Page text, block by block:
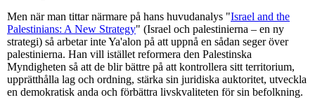
Men när man tittar närmare på hans huvudanalys "Israel and the
Palestinians: A New Strategy" (Israel och palestinierna – en ny
strategi) så arbetar inte Ya'alon på att uppnå en sådan seger över
palestinierna. Han vill istället reformera den Palestinska
Myndigheten så att de blir bättre på att kontrollera sitt territorium,
upprätthålla lag och ordning, stärka sin juridiska auktoritet, utveckla
en demokratisk anda och förbättra livskvaliteten för sin befolkning.